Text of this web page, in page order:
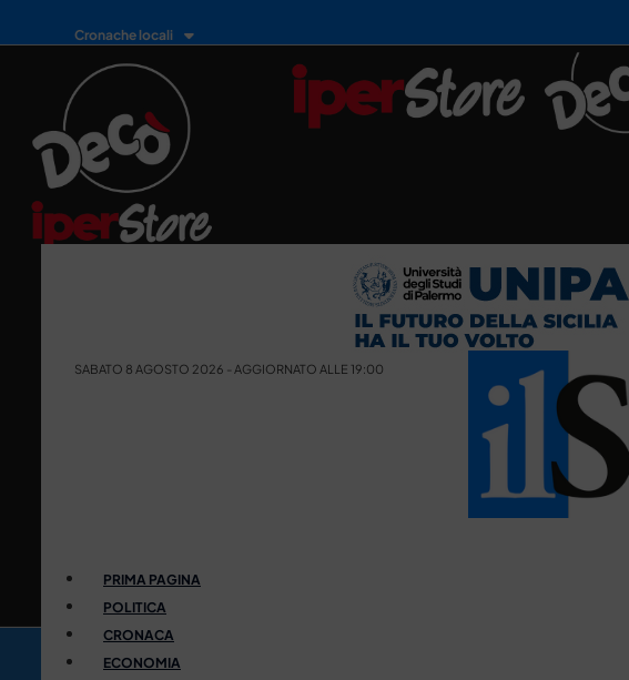
Cronache locali
SABATO 8 AGOSTO 2026 - AGGIORNATO ALLE 19:00
PRIMA PAGINA
POLITICA
CRONACA
ECONOMIA